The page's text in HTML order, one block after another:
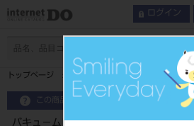
ログイン
トップページ バキュ－ムフィルタ－ケ－ス KF
この商品に関するお問い合わせ
バキュ－ムフィルタ－ケ－ス KF－T3